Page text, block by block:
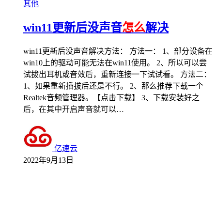
其他
win11更新后没声音怎么解决
win11更新后没声音解决方法： 方法一： 1、部分设备在
win10上的驱动可能无法在win11使用。 2、所以可以尝
试拔出耳机或音效后，重新连接一下试试看。 方法二：
1、如果重新插拔后还是不行。 2、那么推荐下载一个
Realtek音频管理器。【点击下载】 3、下载安装好之
后，在其中开启声音就可以…
亿速云
2022年9月13日